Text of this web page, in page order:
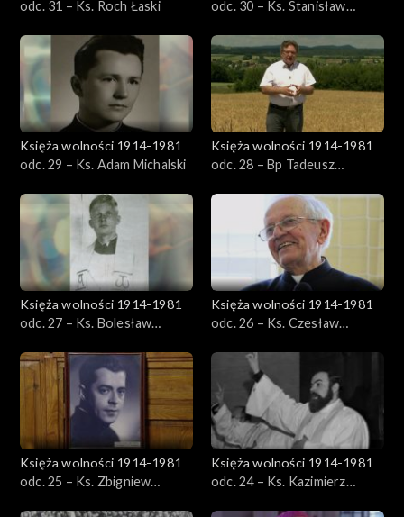
odc. 31 – Ks. Roch Łaski
odc. 30 – Ks. Stanisław
Księża wolności 1914-1981
odc. 29 – Ks. Adam Michalski
Księża wolności 1914-1981
odc. 28 – Bp Tadeusz
Księża wolności 1914-1981
odc. 27 – Ks. Bolesław
Księża wolności 1914-1981
odc. 26 – Ks. Czesław
Księża wolności 1914-1981
odc. 25 – Ks. Zbigniew
Księża wolności 1914-1981
odc. 24 – Ks. Kazimierz